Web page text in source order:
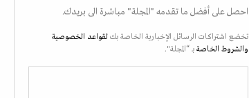
احصل على أفضل ما تقدمه "المجلة" مباشرة الى بريدك.
تخضع اشتراكات الرسائل الإخبارية الخاصة بك لقواعد الخصوصية
والشروط الخاصة بـ “المجلة".